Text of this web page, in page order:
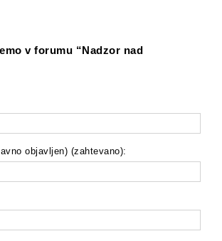
v forumu “Nadzor nad
objavljen) (zahtevano):